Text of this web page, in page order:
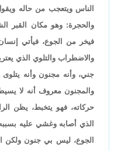
الناس ويتعجب من حاله
والحجرة: وهو مكان القبر
فيخر من الجوع، فيأتي
والاضطراب والتلوي الذي
جني، وأنه مجنون وأنه
والمجنون معروف أنه لا
حركاته، فهو يتخبط، يظن
الذي أصابه وغشي عليه
الجوع، ليس بي جنون ولكن